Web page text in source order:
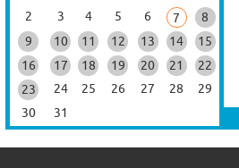
2
3 4 5 6 7
8
9
10 11 12 13 14
15
16
17 18 19 20 21
22
23
24 25 26 27 28
29
30
31